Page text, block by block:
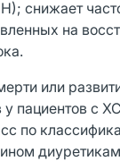
снижает
на
или
у пациентов с
по